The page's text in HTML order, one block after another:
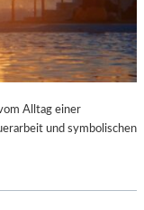
Alltag einer
und symbolischen